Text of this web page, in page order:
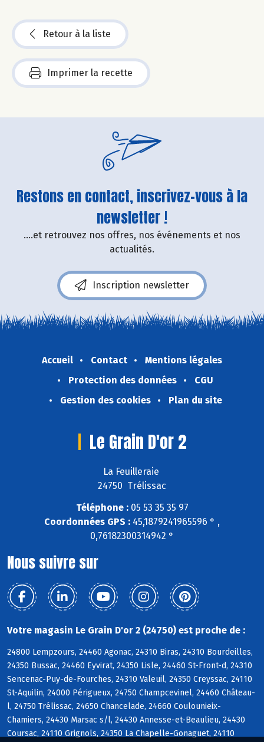
Retour à la liste
Imprimer la recette
Restons en contact, inscrivez-vous à la
newsletter !
....et retrouvez nos offres, nos événements et nos
actualités.
Inscription newsletter
Accueil Contact
Mentions légales
Protection des données
CGU
Gestion des cookies
Plan du site
Le Grain D'or 2
La Feuilleraie
24750 Trélissac
Téléphone :05 53 35 35 97
Coordonnées GPS : 45,1879241965596 ° ,
0,76182300314942 °
Nous suivre sur
Votre magasin Le Grain D'or 2 (24750) est proche de :
24800 Lempzours, 24460 Agonac, 24310 Biras, 24310 Bourdeilles,
24350 Bussac, 24460 Eyvirat, 24350 Lisle, 24460 St-Front-d, 24310
Sencenac-Puy-de-Fourches, 24310 Valeuil, 24350 Creyssac, 24110
St-Aquilin, 24000 Périgueux, 24750 Champcevinel, 24460 Château-
l, 24750 Trélissac, 24650 Chancelade, 24660 Coulounieix-
Chamiers, 24430 Marsac s/l, 24430 Annesse-et-Beaulieu, 24430
Coursac, 24110 Grignols, 24350 La Chapelle-Gonaguet, 24110